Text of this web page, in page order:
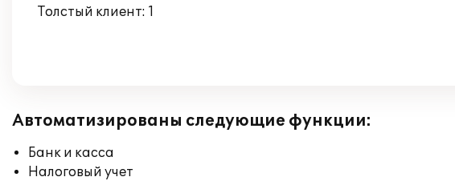
Толстый клиент: 1
Автоматизированы следующие функции:
Банк и касса
Налоговый учет